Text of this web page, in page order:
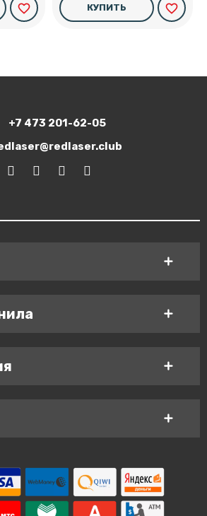
favorite_border КУПИТЬ favorite_border
+7 473 201-62-05